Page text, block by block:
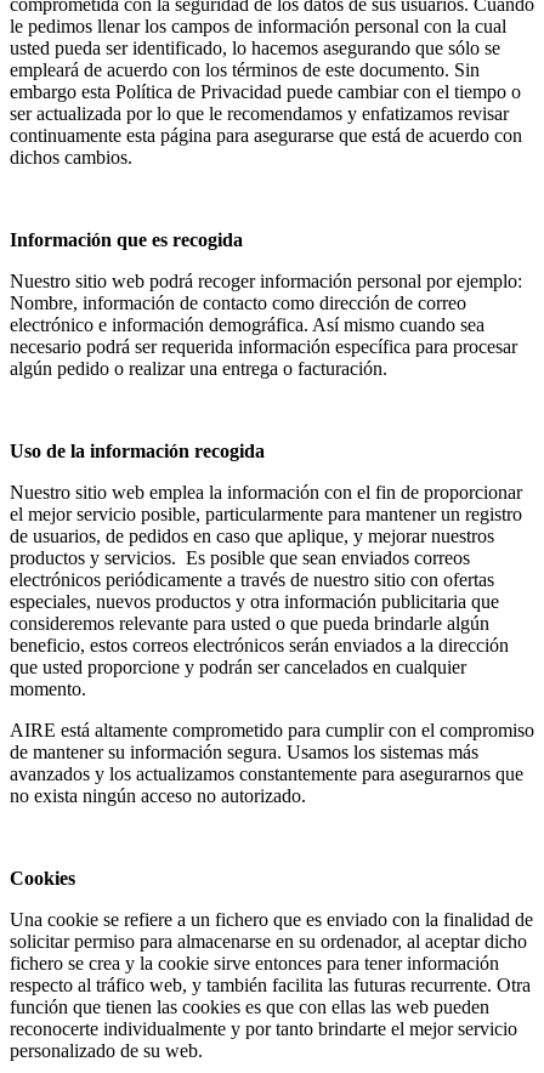
le pedimos llenar los campos de información personal con la cual
usted pueda ser identificado, lo hacemos asegurando que sólo se
empleará de acuerdo con los términos de este documento. Sin
embargo esta Política de Privacidad puede cambiar con el tiempo o
ser actualizada por lo que le recomendamos y enfatizamos revisar
continuamente esta página para asegurarse que está de acuerdo con
dichos cambios.
Información que es recogida
Nuestro sitio web podrá recoger información personal por ejemplo:
Nombre, información de contacto como dirección de correo
electrónico e información demográfica. Así mismo cuando sea
necesario podrá ser requerida información específica para procesar
algún pedido o realizar una entrega o facturación.
Uso de la información recogida
Nuestro sitio web emplea la información con el fin de proporcionar
el mejor servicio posible, particularmente para mantener un registro
de usuarios, de pedidos en caso que aplique, y mejorar nuestros
productos y servicios. Es posible que sean enviados correos
electrónicos periódicamente a través de nuestro sitio con ofertas
especiales, nuevos productos y otra información publicitaria que
consideremos relevante para usted o que pueda brindarle algún
beneficio, estos correos electrónicos serán enviados a la dirección
que usted proporcione y podrán ser cancelados en cualquier
momento.
AIRE está altamente comprometido para cumplir con el compromiso
de mantener su información segura. Usamos los sistemas más
avanzados y los actualizamos constantemente para asegurarnos que
no exista ningún acceso no autorizado.
Cookies
Una cookie se refiere a un fichero que es enviado con la finalidad de
solicitar permiso para almacenarse en su ordenador, al aceptar dicho
fichero se crea y la cookie sirve entonces para tener información
respecto al tráfico web, y también facilita las futuras recurrente. Otra
función que tienen las cookies es que con ellas las web pueden
reconocerte individualmente y por tanto brindarte el mejor servicio
personalizado de su web.